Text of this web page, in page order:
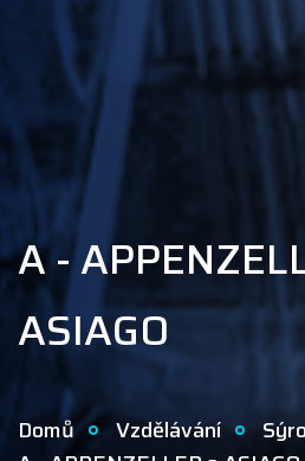
A -
ASIAGO
Domů Vzdělávání